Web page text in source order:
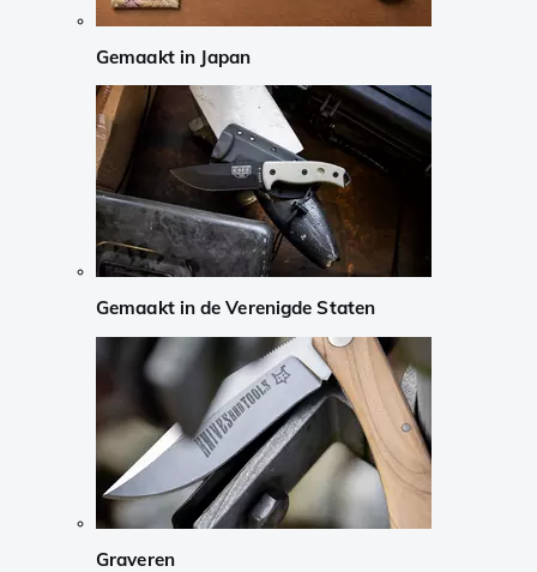
Gemaakt in Japan
Gemaakt in de Verenigde Staten
Graveren